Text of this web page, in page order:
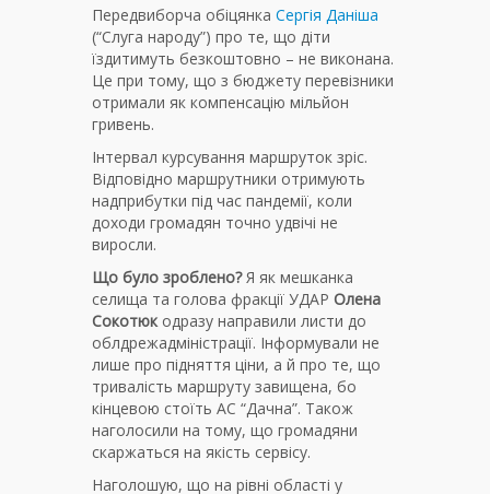
Передвиборча обіцянка Сергія Даніша
(“Слуга народу”) про те, що діти
їздитимуть безкоштовно – не виконана.
Це при тому, що з бюджету перевізники
отримали як компенсацію мільйон
гривень.
Інтервал курсування маршруток зріс.
Відповідно маршрутники отримують
надприбутки під час пандемії, коли
доходи громадян точно удвічі не
виросли.
Що було зроблено?Я як мешканка
селища та голова фракції УДАР Олена
Сокотюкодразу направили листи до
облдрежадміністрації. Інформували не
лише про підняття ціни, а й про те, що
тривалість маршруту завищена, бо
кінцевою стоїть АС “Дачна”. Також
наголосили на тому, що громадяни
скаржаться на якість сервісу.
Наголошую, що на рівні області у